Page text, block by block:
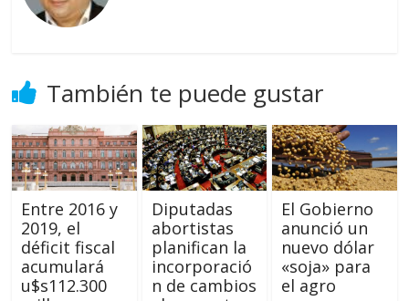
También te puede gustar
Entre 2016 y
2019, el
déficit fiscal
acumulará
u$s112.300
Diputadas
abortistas
planifican la
incorporació
n de cambios
El Gobierno
anunció un
nuevo dólar
«soja» para
el agro